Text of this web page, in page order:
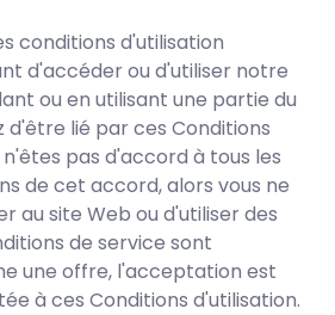
conditions d'utilisation
d'accéder ou d'utiliser notre
ou en utilisant une partie du
d'être lié par ces Conditions
n'êtes pas d'accord à tous les
de cet accord, alors vous ne
au site Web ou d'utiliser des
de service sont
une offre, l'acceptation est
à ces Conditions d'utilisation.